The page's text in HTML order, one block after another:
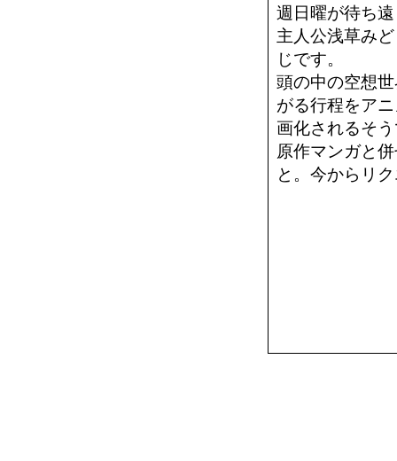
週日曜が待ち
主人公浅草み
じです。
頭の中の空想
がる行程をア
画化されるそ
原作マンガと
と。今からリ